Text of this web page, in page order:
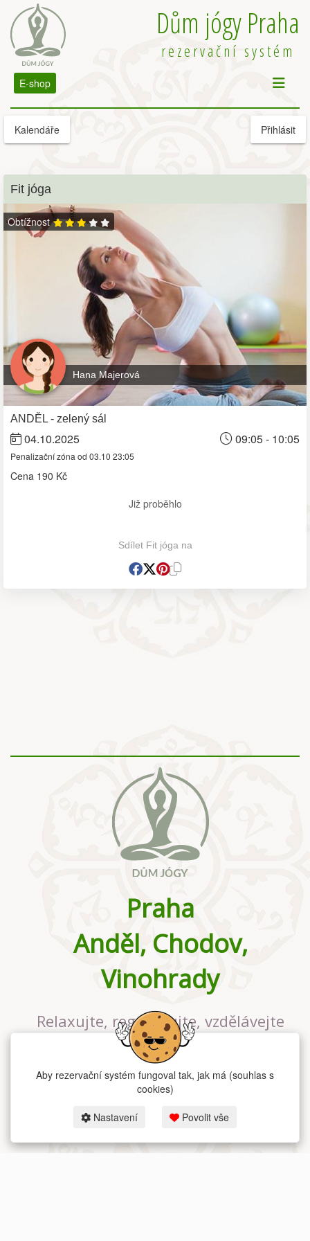
Dům jógy Praha
rezervační systém
E-shop
Kalendáře Přihlásit
Fit jóga
Obtížnost
Hana Majerová
ANDĚL - zelený sál
04.10.2025 09:05 - 10:05
Penalizační zóna od 03.10 23:05
Cena 190 Kč
Již proběhlo
Sdílet Fit jóga na
Praha
Anděl, Chodov,
Vinohrady
Relaxujte, regenerujte, vzdělávejte
se v největším jógovém studiu v
Praze
Aby rezervační systém fungoval tak, jak má (souhlas s
cookies)
Nastavení Povolit vše